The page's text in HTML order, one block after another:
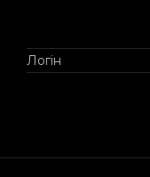
Логін